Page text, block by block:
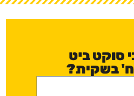
סוקט ביט